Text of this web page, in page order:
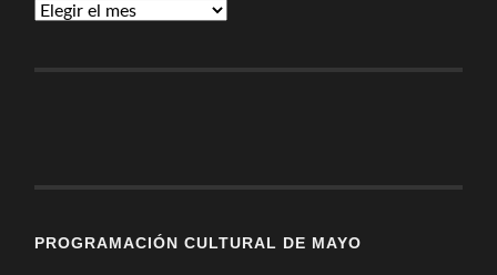
Lista
PROGRAMACIÓN CULTURAL DE MAYO